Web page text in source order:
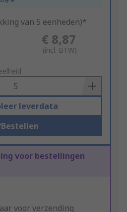
van 5 eenheden)*
€ 8,87
(incl. BTW)
leverdata
Bestellen
voor bestellingen
voor verzending